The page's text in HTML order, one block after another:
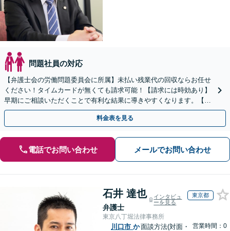
問題社員の対応
【弁護士会の労働問題委員会に所属】未払い残業代の回収ならお任せ
ください！タイムカードが無くても請求可能！【請求には時効あり】
早期にご相談いただくことで有利な結果に導きやすくなります。【初
回面談無料】女性スタッフも多数在籍
料金表を見る
電話でお問い合わせ メールでお問い合わせ
石井 達也
弁護士
インタビュ
ーを見る
東京都
東京八丁堀法律事務所
川口市 か面談方法(対面・
営業時間：0